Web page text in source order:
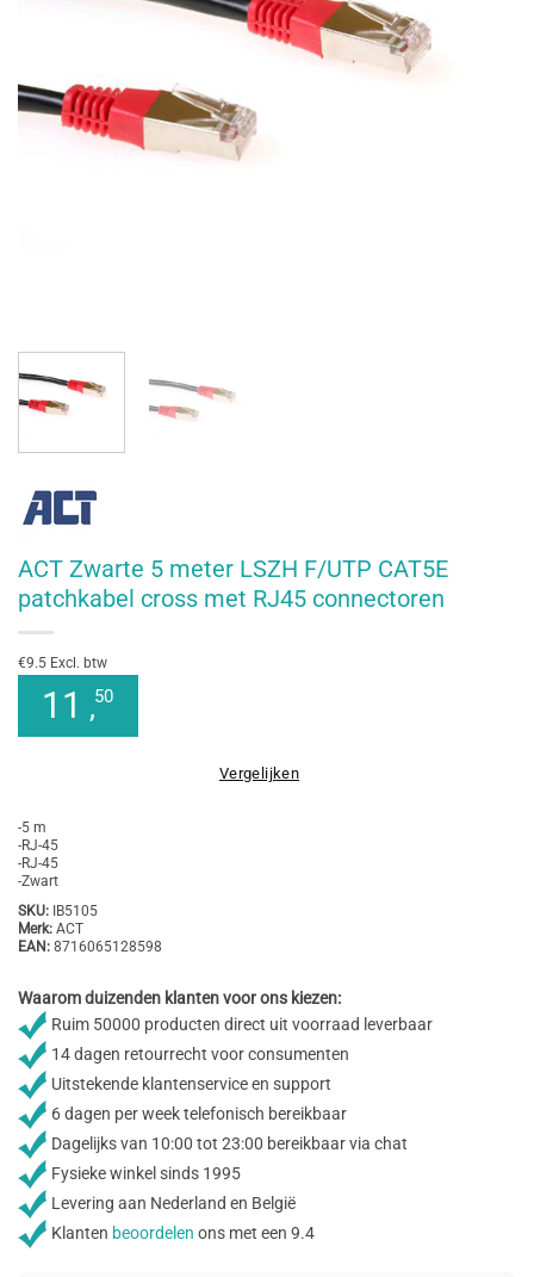
ACT Zwarte 5 meter LSZH F/UTP CAT5E
patchkabel cross met RJ45 connectoren
€9.5 Excl. btw
11 ,50
Vergelijken
-5 m
-RJ-45
-RJ-45
-Zwart
SKU: IB5105
Merk: ACT
EAN: 8716065128598
Waarom duizenden klanten voor ons kiezen:
Ruim 50000 producten direct uit voorraad leverbaar
14 dagen retourrecht voor consumenten
Uitstekende klantenservice en support
6 dagen per week telefonisch bereikbaar
Dagelijks van 10:00 tot 23:00 bereikbaar via chat
Fysieke winkel sinds 1995
Levering aan Nederland en België
Klanten beoordelen ons met een 9.4